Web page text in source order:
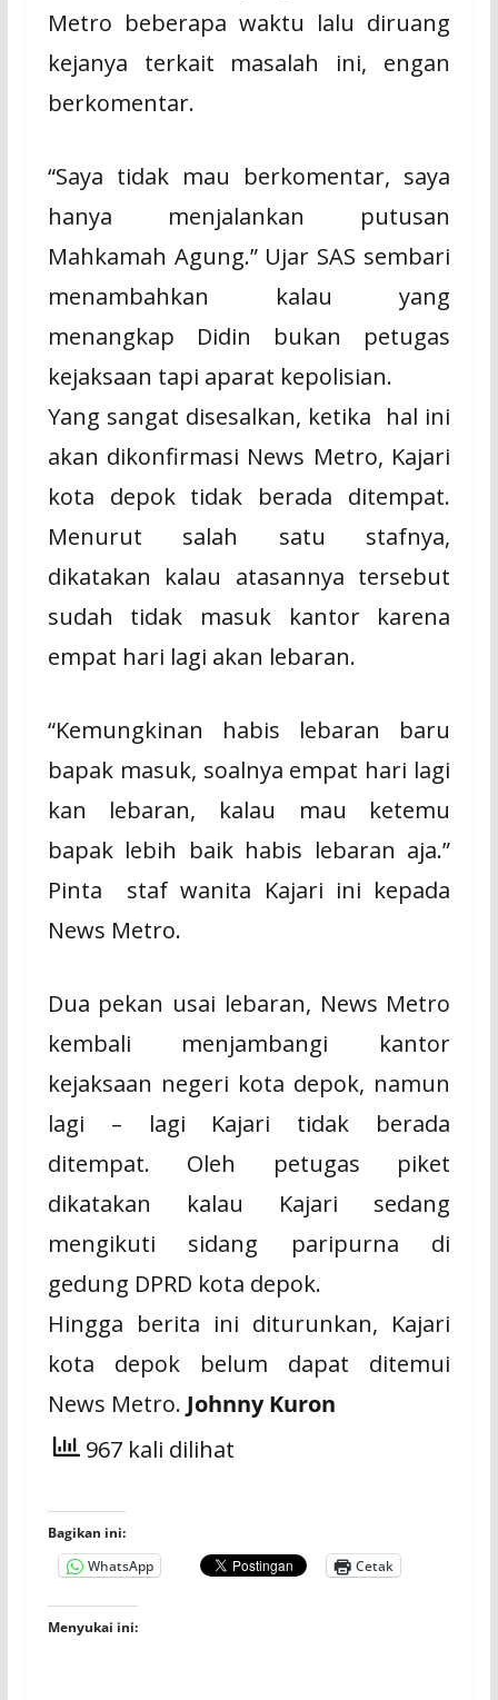
Metro beberapa waktu lalu diruang
kejanya terkait masalah ini, engan
berkomentar.
“Saya tidak mau berkomentar, saya
hanya menjalankan putusan
Mahkamah Agung.” Ujar SAS sembari
menambahkan kalau yang
menangkap Didin bukan petugas
kejaksaan tapi aparat kepolisian.
Yang sangat disesalkan, ketika hal ini
akan dikonfirmasi News Metro, Kajari
kota depok tidak berada ditempat.
Menurut salah satu stafnya,
dikatakan kalau atasannya tersebut
sudah tidak masuk kantor karena
empat hari lagi akan lebaran.
“Kemungkinan habis lebaran baru
bapak masuk, soalnya empat hari lagi
kan lebaran, kalau mau ketemu
bapak lebih baik habis lebaran aja.”
Pinta staf wanita Kajari ini kepada
News Metro.
Dua pekan usai lebaran, News Metro
kembali menjambangi kantor
kejaksaan negeri kota depok, namun
lagi – lagi Kajari tidak berada
ditempat. Oleh petugas piket
dikatakan kalau Kajari sedang
mengikuti sidang paripurna di
gedung DPRD kota depok.
Hingga berita ini diturunkan, Kajari
kota depok belum dapat ditemui
News Metro. Johnny Kuron
967 kali dilihat
Bagikan ini:
WhatsApp
Cetak
Menyukai ini: